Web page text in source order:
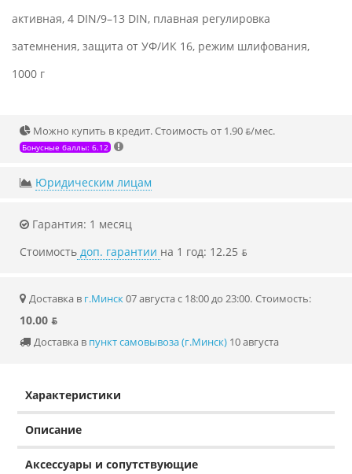
активная, 4 DIN/9–13 DIN, плавная регулировка
затемнения, защита от УФ/ИК 16, режим шлифования,
1000 г
Можно купить в кредит. Стоимость от 1.90 ƃ/мec.
Бонусные баллы: 6.12
Юридическим лицам
Гарантия: 1 месяц
Стоимость доп. гарантии на 1 год: 12.25 ƃ
Доставка в г.Минск07 августа с 18:00 до 23:00. Стоимость:
10.00 ƃ
Доставка в пункт самовывоза (г.Минск) 10 августа
Характеристики
Описание
Аксессуары и сопутствующие